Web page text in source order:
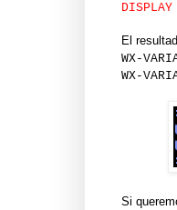
DISPLAY
El
WX-
WX-
Si